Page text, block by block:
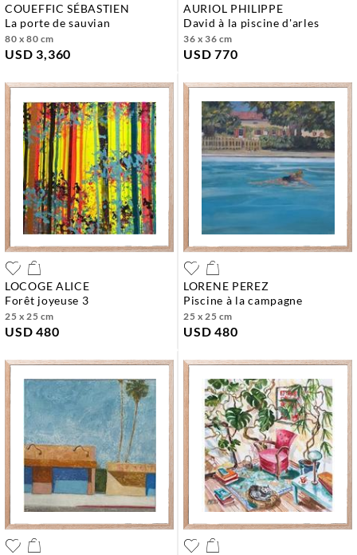
COUEFFIC SÉBASTIEN
la porte de sauvian
80 x 80 cm
USD 3,360
AURIOL PHILIPPE
david à la piscine d'arles
36 x 36 cm
USD 770
LOCOGE ALICE
forêt joyeuse 3
25 x 25 cm
USD 480
LORENE PEREZ
piscine à la campagne
25 x 25 cm
USD 480